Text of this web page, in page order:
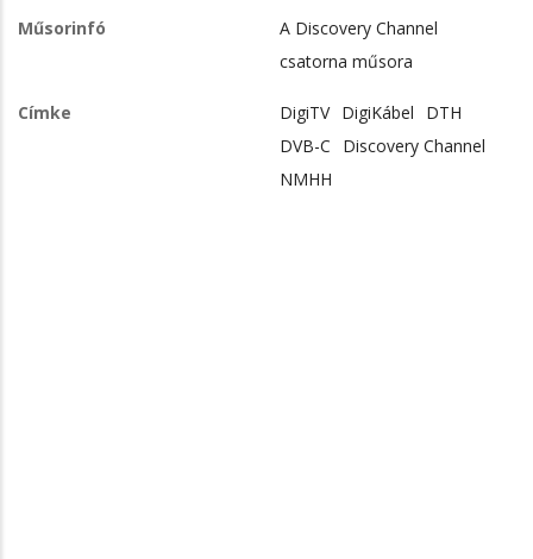
Műsorinfó
A Discovery Channel
csatorna műsora
Címke DigiTV DigiKábel
DTH
DVB-C
Discovery Channel
NMHH